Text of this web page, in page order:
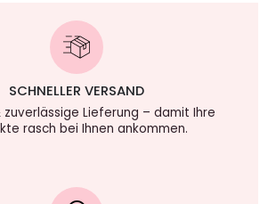
SCHNELLER VERSAND
zuverlässige Lieferung – damit Ihre
rasch bei Ihnen ankommen.